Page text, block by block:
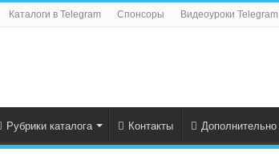
Каталоги в Telegram Спонсоры Видеоуроки Telegram
Рубрики каталога Контакты Дополнительно